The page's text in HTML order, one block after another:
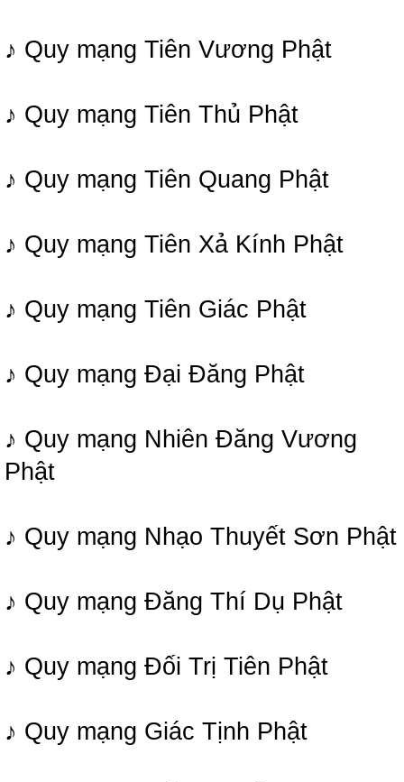
♪ Quy mạng Tiên Vương Phật
♪ Quy mạng Tiên Thủ Phật
♪ Quy mạng Tiên Quang Phật
♪ Quy mạng Tiên Xả Kính Phật
♪ Quy mạng Tiên Giác Phật
♪ Quy mạng Đại Đăng Phật
♪ Quy mạng Nhiên Đăng Vương
Phật
♪ Quy mạng Nhạo Thuyết Sơn Phật
♪ Quy mạng Đăng Thí Dụ Phật
♪ Quy mạng Đối Trị Tiên Phật
♪ Quy mạng Giác Tịnh Phật